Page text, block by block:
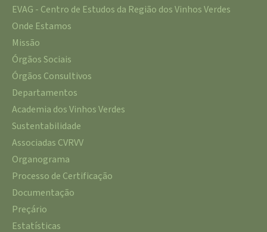
EVAG - Centro de Estudos da Região dos Vinhos Verdes
Onde Estamos
Missão
Órgãos Sociais
Órgãos Consultivos
Departamentos
Academia dos Vinhos Verdes
Sustentabilidade
Associadas CVRVV
Organograma
Processo de Certificação
Documentação
Preçário
Estatísticas